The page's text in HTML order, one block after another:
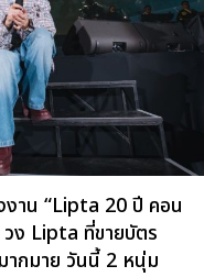
าน “Lipta 20 ปี คอน
ง Lipta ที่ขายบัตร
ากมาย วันนี้ 2 หนุ่ม